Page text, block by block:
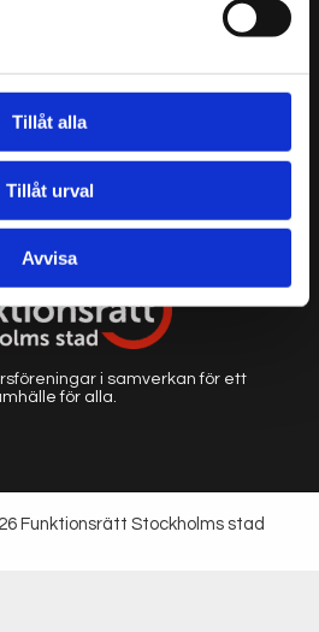
Tillåt alla
Tillåt urval
Avvisa
tstockholm.se
cookies
kanal på Youtube
i samverkan för ett
för alla.
Funktionsrätt Stockholms stad